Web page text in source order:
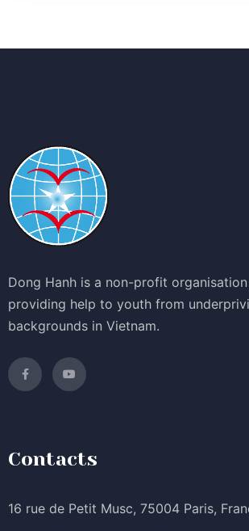
Dong Hanh is a non-profit
providing help to youth from
backgrounds in Vietnam.
Contacts
16 rue de Petit Musc, 75004 Paris,